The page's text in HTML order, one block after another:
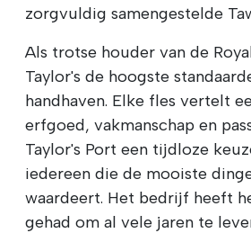
zorgvuldig samengestelde
Als trotse houder van de
Taylor's de hoogste
handhaven. Elke fles vertelt
erfgoed, vakmanschap en
Taylor's Port een tijdloze
iedereen die de mooiste
waardeert. Het bedrijf heeft
gehad om al vele jaren te